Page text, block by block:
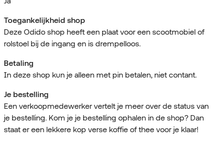
Toegankelijkheid shop
Deze Odido shop heeft een plaat voor een scootmobiel of
rolstoel bij de ingang en is drempelloos.
Betaling
In deze shop kun je alleen met pin betalen, niet contant.
Je bestelling
Een verkoopmedewerker vertelt je meer over de status van
je bestelling. Kom je je bestelling ophalen in de shop? Dan
staat er een lekkere kop verse koffie of thee voor je klaar!